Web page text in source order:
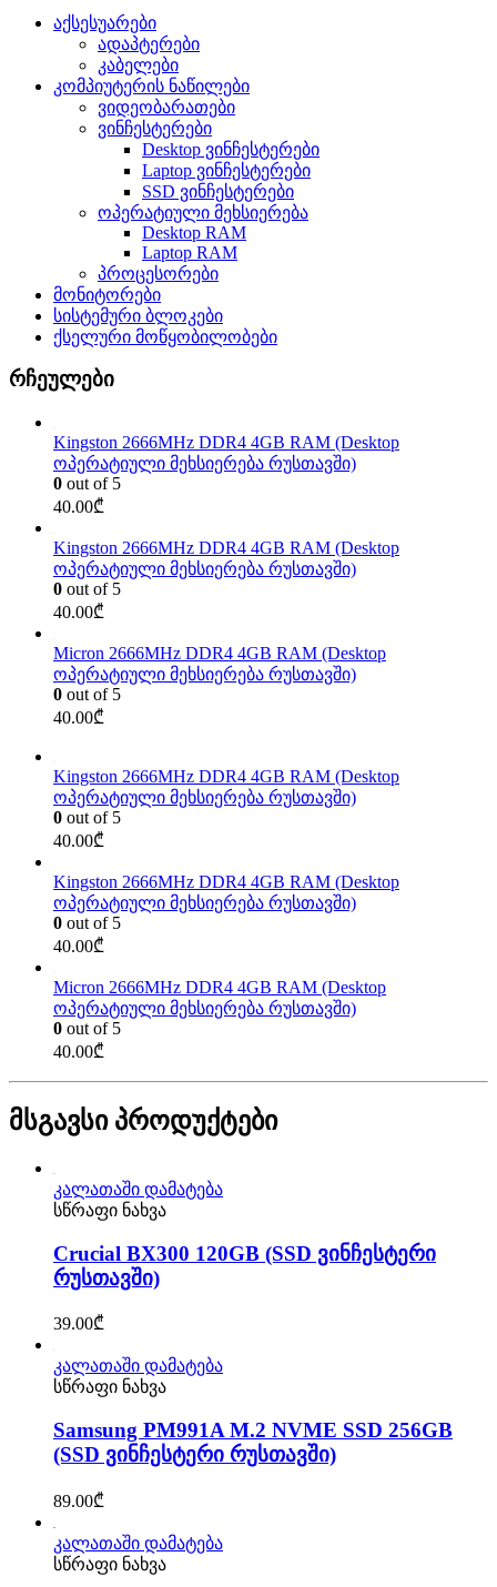
აქსესუარები
ადაპტერები
კაბელები
კომპიუტერის ნაწილები
ვიდეობარათები
ვინჩესტერები
Desktop ვინჩესტერები
Laptop ვინჩესტერები
SSD ვინჩესტერები
ოპერატიული მეხსიერება
Desktop RAM
Laptop RAM
პროცესორები
მონიტორები
სისტემური ბლოკები
ქსელური მოწყობილობები
რჩეულები
Kingston 2666MHz DDR4 4GB RAM (Desktop
ოპერატიული მეხსიერება რუსთავში)
0 out of 5
40.00₾
Kingston 2666MHz DDR4 4GB RAM (Desktop
ოპერატიული მეხსიერება რუსთავში)
0 out of 5
40.00₾
Micron 2666MHz DDR4 4GB RAM (Desktop
ოპერატიული მეხსიერება რუსთავში)
0 out of 5
40.00₾
Kingston 2666MHz DDR4 4GB RAM (Desktop
ოპერატიული მეხსიერება რუსთავში)
0 out of 5
40.00₾
Kingston 2666MHz DDR4 4GB RAM (Desktop
ოპერატიული მეხსიერება რუსთავში)
0 out of 5
40.00₾
Micron 2666MHz DDR4 4GB RAM (Desktop
ოპერატიული მეხსიერება რუსთავში)
0 out of 5
40.00₾
მსგავსი პროდუქტები
კალათაში დამატება
სწრაფი ნახვა
Crucial BX300 120GB (SSD ვინჩესტერი
რუსთავში)
39.00₾
კალათაში დამატება
სწრაფი ნახვა
Samsung PM991A M.2 NVME SSD 256GB
(SSD ვინჩესტერი რუსთავში)
89.00₾
კალათაში დამატება
სწრაფი ნახვა